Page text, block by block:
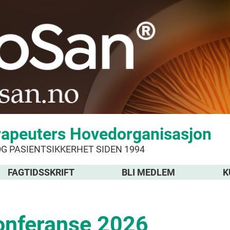
Hovedorganisasjon
PASIENTSIKKERHET SIDEN 1994
FAGTIDSSKRIFT BLI MEDLEM
2026